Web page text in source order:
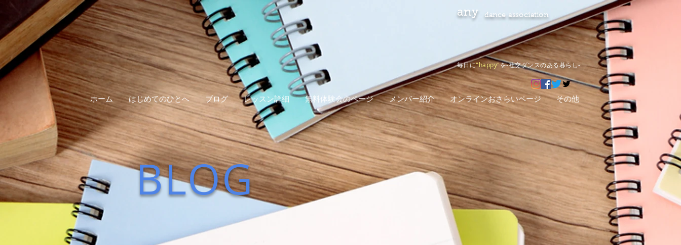
any dance association
毎日に"happy"を-社交ダンスのある暮らし-
ホーム はじめてのひとへ ブログ レッスン詳細 無料体験会のページ メンバー紹介 オンラインおさらいページ その他
BLOG